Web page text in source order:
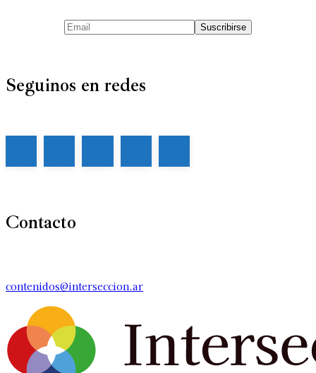
Seguinos en redes
Contacto
contenidos@interseccion.ar